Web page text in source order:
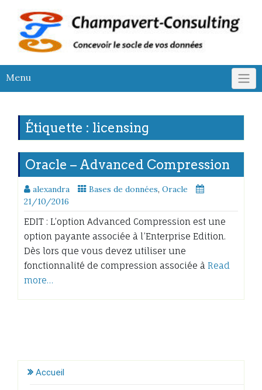
content
Menu
Étiquette : licensing
Oracle – Advanced Compression
alexandra Bases de données, Oracle
21/10/2016
EDIT : L’option Advanced Compression est une
option payante associée à l’Enterprise Edition.
Dès lors que vous devez utiliser une
fonctionnalité de compression associée à Read
more…
Accueil